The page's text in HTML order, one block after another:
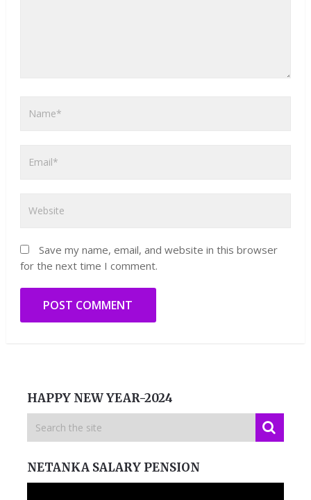
Save my name, email, and website in this browser
for the next time I comment.
HAPPY NEW YEAR-2024
NETANKA SALARY PENSION